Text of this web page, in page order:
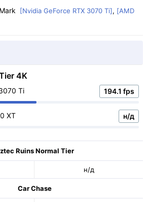
[Nvidia GeForce RTX 3070 Ti], [AMD
4K
Ti 194.1 fps
XT н/д
Ruins Normal Tier
н/д
Car Chase